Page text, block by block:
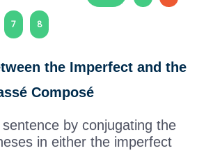
7 8
the Imperfect and the
Composé
by conjugating the
in either the imperfect